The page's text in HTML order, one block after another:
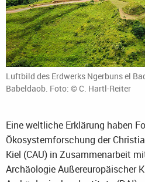
Luftbild des Erdwerks Ngerbuns el
Babeldaob. Foto: © C. Hartl-Reiter
Eine weltliche Erklärung haben
Ökosystemforschung der
Kiel (CAU) in Zusammenarbeit
Archäologie Außereuropäischer